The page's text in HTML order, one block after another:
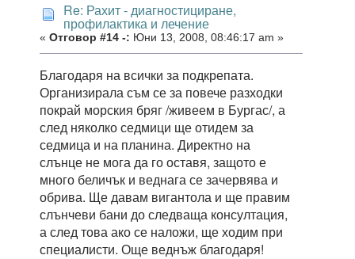
Re: Рахит - диагностициране,
профилактика и лечение
« Отговор #14 -: Юни 13, 2008, 08:46:17 am »
Благодаря на всички за подкрепата.
Организирала съм се за повече разходки
покрай морския бряг /живеем в Бургас/, а
след няколко седмици ще отидем за
седмица и на планина. Директно на
слънце не мога да го оставя, защото е
много беличък и веднага се зачервява и
обрива. Ще давам вигантола и ще правим
слънчеви бани до следваща консултация,
а след това ако се наложи, ще ходим при
специалисти. Още веднъж благодаря!